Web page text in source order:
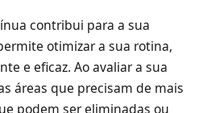
contribui para a sua
otimizar a sua rotina,
e eficaz. Ao avaliar a sua
áreas que precisam de mais
podem ser eliminadas ou